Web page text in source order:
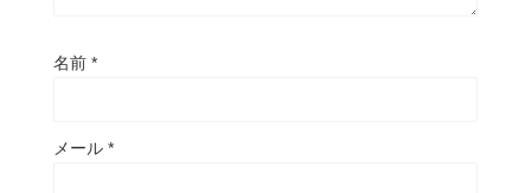
名前 *
メール *